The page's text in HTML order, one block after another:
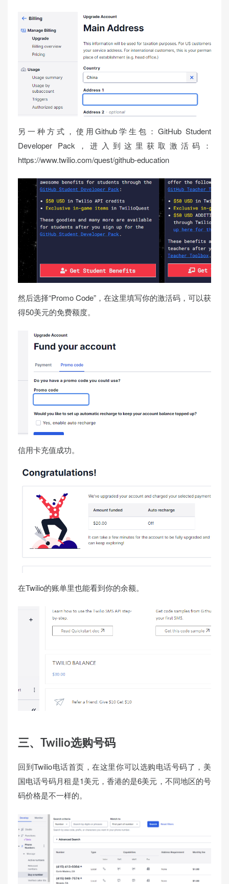
另一种方式，使用Github学生包：GitHub Student
Developer Pack，进入到这里获取激活码：
https://www.twilio.com/quest/github-education
然后选择“Promo Code”，在这里填写你的激活码，可以获
得50美元的免费额度。
信用卡充值成功。
在Twilio的账单里也能看到你的余额。
三、Twilio选购号码
回到Twilio电话首页，在这里你可以选购电话号码了，美
国电话号码月租是1美元，香港的是6美元，不同地区的号
码价格是不一样的。